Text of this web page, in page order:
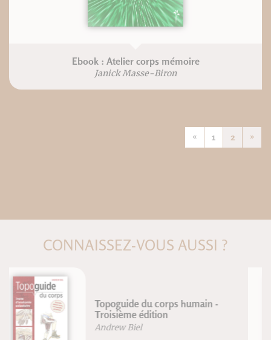
Ebook : Atelier corps mémoire
Janick Masse-Biron
« 1 2 »
CONNAISSEZ-VOUS AUSSI ?
De Chamonix à Beijing
Eric Monnin